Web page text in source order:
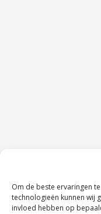
Om de beste ervaringen
technologieën kunnen wij
invloed hebben op